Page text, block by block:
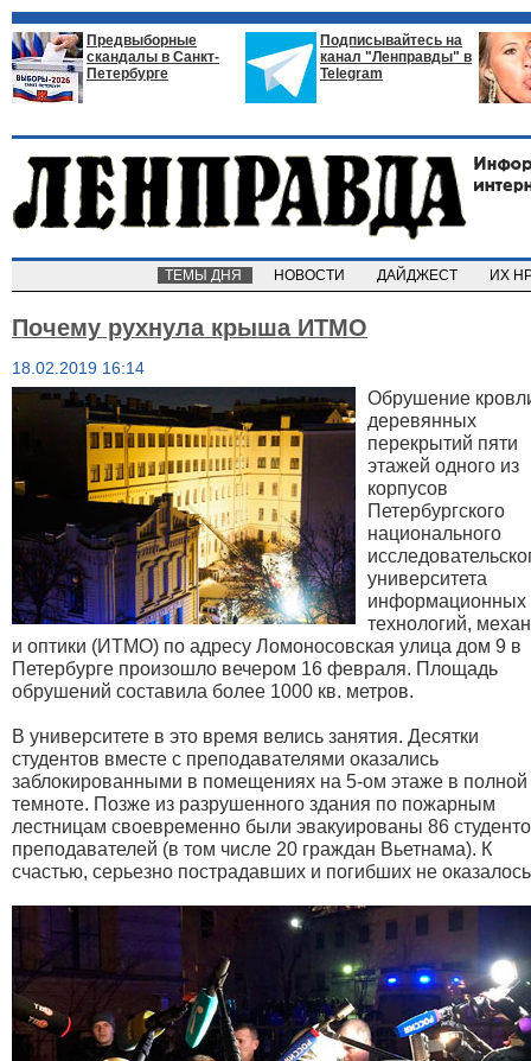
Предвыборные
скандалы в Санкт-
Петербурге
Подписывайтесь на
канал "Ленправды" в
Telegram
ТЕМЫ ДНЯ НОВОСТИ ДАЙДЖЕСТ ИХ
Почему рухнула крыша ИТМО
18.02.2019 16:14
Обрушение
деревянных
перекрытий пяти
этажей одного из
корпусов
Петербургского
национального
университета
информационных
технологий,
и оптики (ИТМО) по адресу Ломоносовская улица дом 9 в
Петербурге произошло вечером 16 февраля. Площадь
обрушений составила более 1000 кв. метров.
В университете в это время велись занятия. Десятки
студентов вместе с преподавателями оказались
заблокированными в помещениях на 5-ом этаже в полной
темноте. Позже из разрушенного здания по пожарным
лестницам своевременно были эвакуированы 86
преподавателей (в том числе 20 граждан Вьетнама). К
счастью, серьезно пострадавших и погибших не